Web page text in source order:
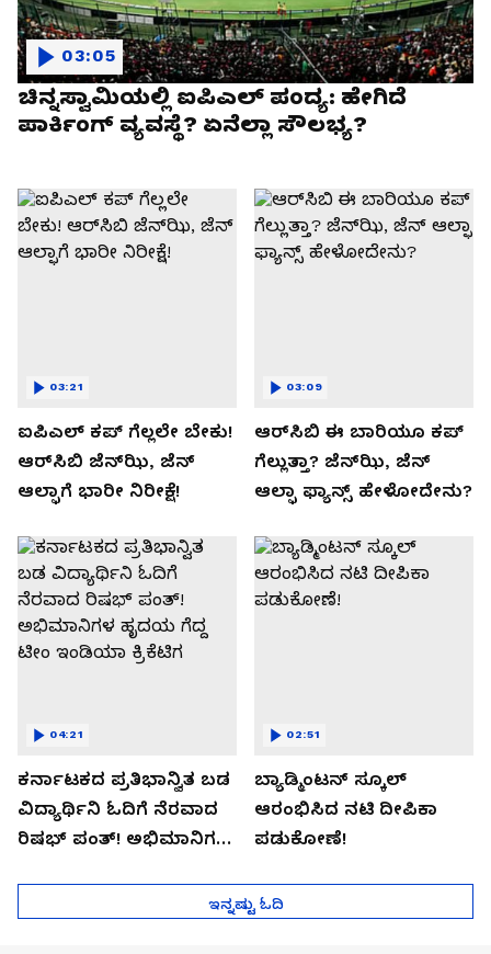
ಚಿನ್ನಸ್ವಾಮಿಯಲ್ಲಿ ಐಪಿಎಲ್‌ ಪಂದ್ಯ: ಹೇಗಿದೆ
ಪಾರ್ಕಿಂಗ್ ವ್ಯವಸ್ಥೆ? ಏನೆಲ್ಲಾ ಸೌಲಭ್ಯ?
03:05
ಐಪಿಎಲ್ ಕಪ್‌ ಗೆಲ್ಲಲೇ ಬೇಕು!
ಆರ್‌ಸಿಬಿ ಜೆನ್‌ಝಿ, ಜೆನ್‌
ಆಲ್ಫಾಗೆ ಭಾರೀ ನಿರೀಕ್ಷೆ!
03:21
ಆರ್‌ಸಿಬಿ ಈ ಬಾರಿಯೂ ಕಪ್‌
ಗೆಲ್ಲುತ್ತಾ? ಜೆನ್‌ಝಿ, ಜೆನ್‌
ಆಲ್ಫಾ ಫ್ಯಾನ್ಸ್ ಹೇಳೋದೇನು?
03:09
ಕರ್ನಾಟಕದ ಪ್ರತಿಭಾನ್ವಿತ ಬಡ
ವಿದ್ಯಾರ್ಥಿನಿ ಓದಿಗೆ ನೆರವಾದ
ರಿಷಭ್ ಪಂತ್! ಅಭಿಮಾನಿಗಳ
04:21
ಬ್ಯಾಡ್ಮಿಂಟನ್ ಸ್ಕೂಲ್​
ಆರಂಭಿಸಿದ ನಟಿ ದೀಪಿಕಾ
ಪಡುಕೋಣೆ!
02:51
ಇನ್ನಷ್ಟು ಓದಿ